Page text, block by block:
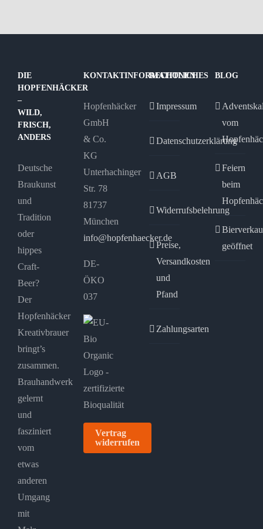
können
der
Produktseite
werden
Optionen
auf
Produktseite
werden
DIE
HOPFENHÄCKER
–
WILD,
FRISCH,
ANDERS
Deutsche
Braukunst
und
Tradition
oder
hippes
Craft-
Beer?
Der
Hopfenhäcker
Kreativbrauer
bringt’s
zusammen.
Brauhandwerk
gelernt
und
fasziniert
vom
etwas
anderen
Umgang
mit
KONTAKTINFORMATIONEN
Hopfenhäcker
GmbH
& Co.
KG
Unterhachinger
Str. 78
81737
München
info@hopfenhaecker.de
DE-
ÖKO
037
Vertrag
widerrufen
RECHTLICHES
Impressum
Datenschutzerklärung
AGB
Widerrufsbelehrung
Preise,
Versandkosten
und
Pfand
Zahlungsarten
BLOG
vom
Feiern
beim
geöffnet